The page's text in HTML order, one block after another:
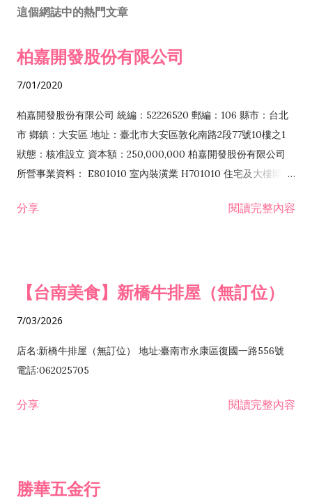
這個網誌中的熱門文章
柏嘉開發股份有限公司
7/01/2020
柏嘉開發股份有限公司 統編：52226520 郵編：106 縣市：台北
市 鄉鎮：大安區 地址：臺北市大安區敦化南路2段77號10樓之1
狀態：核准設立 資本額：250,000,000 柏嘉開發股份有限公司
所營事業資料： E801010 室內裝潢業 H701010 住宅及大樓開發
發業 H703090 不動產買賣業 H703100 不動產租賃業 I503010
分享 閱讀完整內容
【台南美食】新橋牛排屋（無訂位）
7/03/2026
店名:新橋牛排屋（無訂位） 地址:臺南市永康區復國一路556號
電話:062025705
分享 閱讀完整內容
勝華五金行